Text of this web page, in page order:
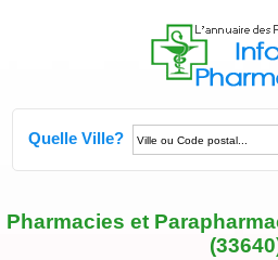
Quelle Ville?
Pharmacies et